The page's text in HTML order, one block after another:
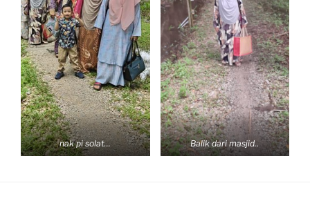
nak pi solat… Balik dari masjid..